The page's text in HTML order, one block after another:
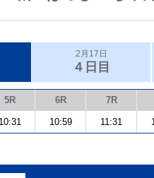
2月17日
４日目
5R 6R 7R
10:31 10:59 11:31